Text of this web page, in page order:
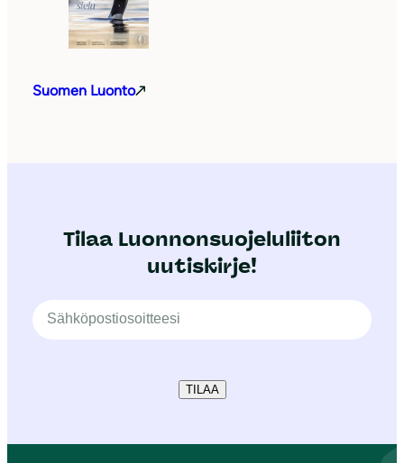
Suomen Luonto
Tilaa Luonnonsuojeluliiton
uutiskirje!
TILAA